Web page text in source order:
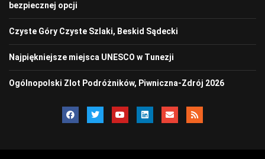
bezpiecznej opcji
Czyste Góry Czyste Szlaki, Beskid Sądecki
Najpiękniejsze miejsca UNESCO w Tunezji
Ogólnopolski Zlot Podróżników, Piwniczna-Zdrój 2026